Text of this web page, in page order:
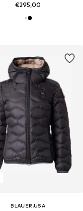
€295,00
BLAUER.USA